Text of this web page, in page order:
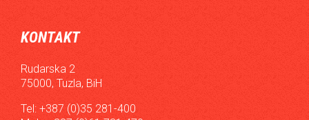
KONTAKT
Rudarska 2
75000, Tuzla, BiH
Tel: +387 (0)35 281-400